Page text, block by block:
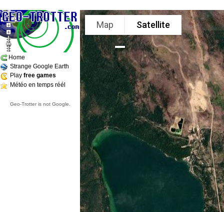
Home
Strange Google Earth
Play free games
Météo en temps réél
Geo-Trotter is not Google.
Map Satellite